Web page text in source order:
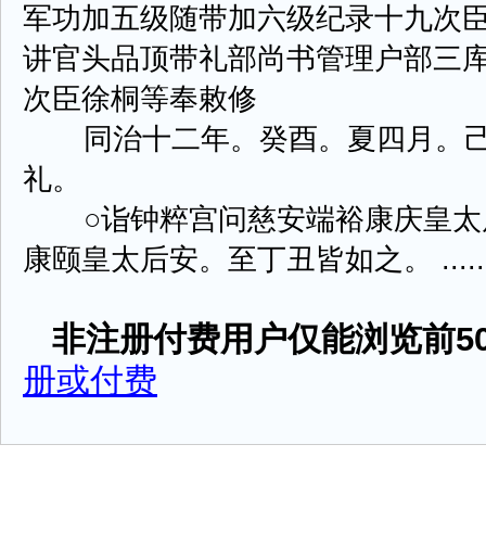
军功加五级随带加六级纪录十九次
讲官头品顶带礼部尚书管理户部三
次臣徐桐等奉敕修
同治十二年。癸酉。夏四月。
礼。
○诣钟粹宫问慈安端裕康庆皇太
康颐皇太后安。至丁丑皆如之。
非注册付费用户仅能浏览前
册或付费